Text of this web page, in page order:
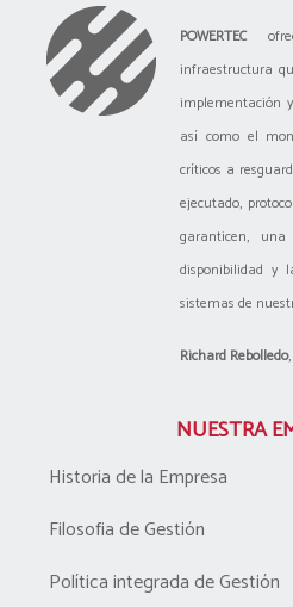
POWERTEC
infraestructura
implementación
así como el
críticos a
ejecutado,
garanticen,
disponibilidad y
sistemas de
Richard Rebolledo
NUESTRA
Historia de la Empresa
Filosofia de Gestión
Política integrada de Gestión